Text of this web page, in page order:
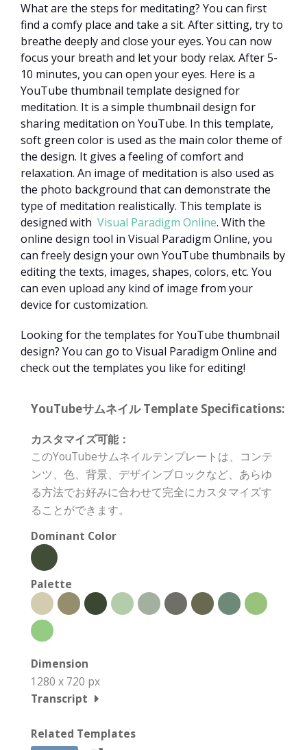
What are the steps for meditating? You can first
find a comfy place and take a sit. After sitting, try to
breathe deeply and close your eyes. You can now
focus your breath and let your body relax. After 5-
10 minutes, you can open your eyes. Here is a
YouTube thumbnail template designed for
meditation. It is a simple thumbnail design for
sharing meditation on YouTube. In this template,
soft green color is used as the main color theme of
the design. It gives a feeling of comfort and
relaxation. An image of meditation is also used as
the photo background that can demonstrate the
type of meditation realistically. This template is
designed with Visual Paradigm Online. With the
online design tool in Visual Paradigm Online, you
can freely design your own YouTube thumbnails by
editing the texts, images, shapes, colors, etc. You
can even upload any kind of image from your
device for customization.
Looking for the templates for YouTube thumbnail
design? You can go to Visual Paradigm Online and
check out the templates you like for editing!
YouTubeサムネイル Template Specifications:
カスタマイズ可能：
このYouTubeサムネイルテンプレートは、コンテ
ンツ、色、背景、デザインブロックなど、あらゆ
る方法でお好みに合わせて完全にカスタマイズす
ることができます。
Dominant Color
Palette
Dimension
1280 x 720 px
Transcript
Related Templates